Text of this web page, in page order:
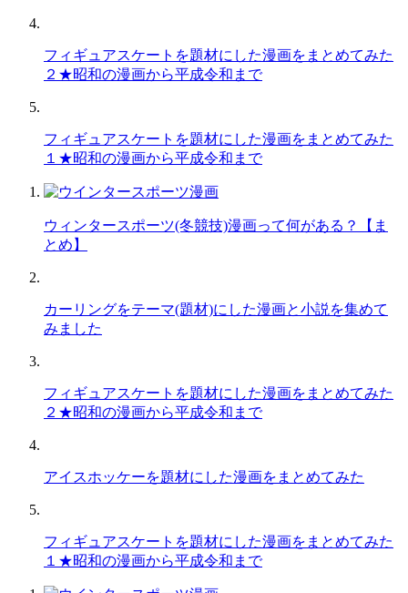
フィギュアスケートを題材にした漫画をまとめてみた
２★昭和の漫画から平成令和まで
フィギュアスケートを題材にした漫画をまとめてみた
１★昭和の漫画から平成令和まで
ウィンタースポーツ(冬競技)漫画って何がある？【ま
とめ】
カーリングをテーマ(題材)にした漫画と小説を集めて
みました
フィギュアスケートを題材にした漫画をまとめてみた
２★昭和の漫画から平成令和まで
アイスホッケーを題材にした漫画をまとめてみた
フィギュアスケートを題材にした漫画をまとめてみた
１★昭和の漫画から平成令和まで